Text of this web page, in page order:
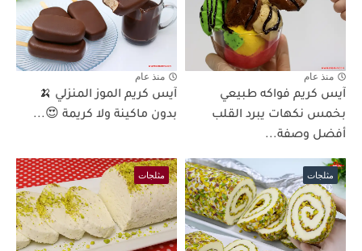
منذ عام
آيس كريم فواكه طبيعي
بخمس نكهات يبرد القلب
أفضل وصفة...
منذ عام
آيس كريم الموز المنزلي 🍌
بدون ماكينة ولا كريمة 😍...
مثلجات مثلجات